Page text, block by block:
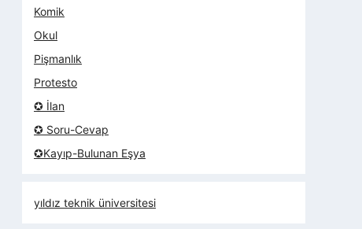
Komik
Okul
Pişmanlık
Protesto
✪ İlan
✪ Soru-Cevap
✪Kayıp-Bulunan Eşya
yıldız teknik üniversitesi